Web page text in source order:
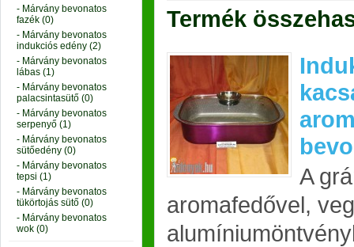
- Márvány bevonatos
fazék (0)
- Márvány bevonatos
indukciós edény (2)
- Márvány bevonatos
lábas (1)
- Márvány bevonatos
palacsintasütő (0)
- Márvány bevonatos
serpenyő (1)
- Márvány bevonatos
sütőedény (0)
- Márvány bevonatos
tepsi (1)
- Márvány bevonatos
tükörtojás sütő (0)
- Márvány bevonatos
wok (0)
Termék
A
aromafedővel,